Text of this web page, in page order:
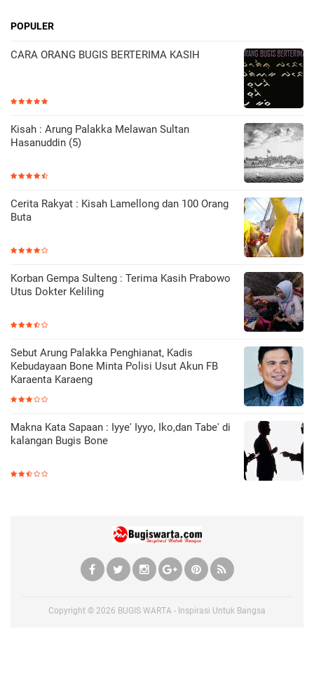
POPULER
CARA ORANG BUGIS BERTERIMA KASIH
Kisah : Arung Palakka Melawan Sultan
Hasanuddin (5)
Cerita Rakyat : Kisah Lamellong dan 100 Orang
Buta
Korban Gempa Sulteng : Terima Kasih Prabowo
Utus Dokter Keliling
Sebut Arung Palakka Penghianat, Kadis
Kebudayaan Bone Minta Polisi Usut Akun FB
Karaenta Karaeng
Makna Kata Sapaan : Iyye' Iyyo, Iko,dan Tabe' di
kalangan Bugis Bone
Copyright © 2026 BUGIS WARTA - Inspirasi Untuk Bangsa